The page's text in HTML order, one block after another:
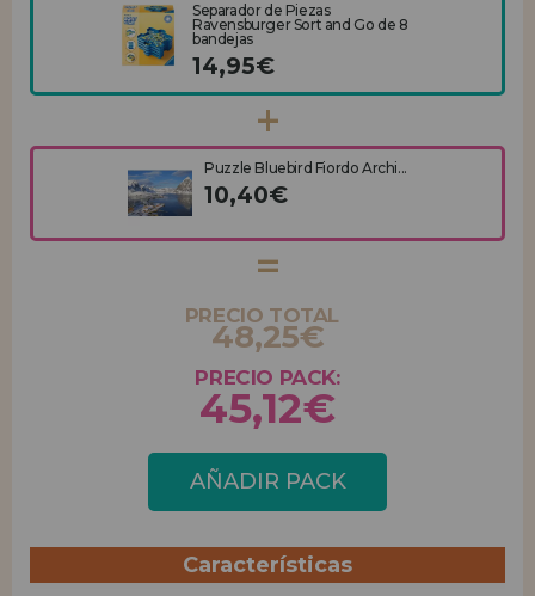
Separador de Piezas
Ravensburger Sort and Go de 8
bandejas
14,95€
Puzzle Bluebird Fiordo Archi...
10,40€
PRECIO TOTAL
48,25€
PRECIO PACK:
45,12€
AÑADIR PACK
Características